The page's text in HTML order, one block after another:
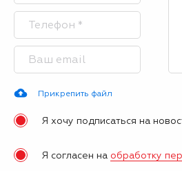
Прикрепить файл
Я хочу подписаться на
Я согласен на обработку